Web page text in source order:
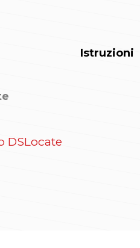
Istruzioni
DSLocate